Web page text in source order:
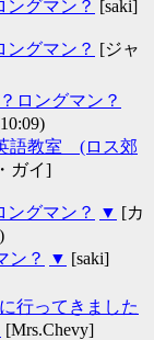
ングマン？ [saki]
ングマン？ [ジャ
ロングマン？
語教室 (ロス郊
ガイ]
ングマン？ ▼ [カ
ン？ ▼ [saki]
行ってきました
[Mrs.Chevy]